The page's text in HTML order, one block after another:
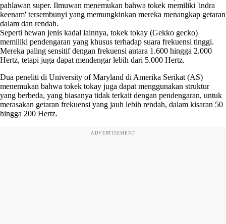
pahlawan super. Ilmuwan menemukan bahwa tokek memiliki 'indra
keenam' tersembunyi yang memungkinkan mereka menangkap getaran
dalam dan rendah.
Seperti hewan jenis kadal lainnya, tokek tokay (Gekko gecko)
memiliki pendengaran yang khusus terhadap suara frekuensi tinggi.
Mereka paling sensitif dengan frekuensi antara 1.600 hingga 2.000
Hertz, tetapi juga dapat mendengar lebih dari 5.000 Hertz.
Dua peneliti di University of Maryland di Amerika Serikat (AS)
menemukan bahwa tokek tokay juga dapat menggunakan struktur
yang berbeda, yang biasanya tidak terkait dengan pendengaran, untuk
merasakan getaran frekuensi yang jauh lebih rendah, dalam kisaran 50
hingga 200 Hertz.
ADVERTISEMENT